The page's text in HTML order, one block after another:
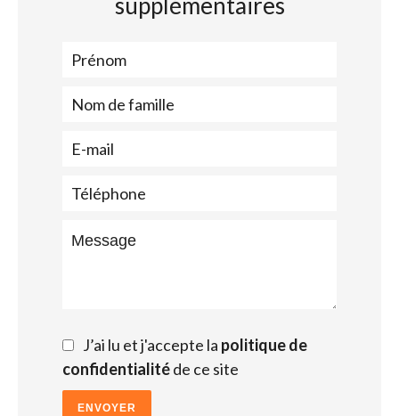
J’ai lu et j'accepte la politique de
confidentialitéde ce site
ENVOYER